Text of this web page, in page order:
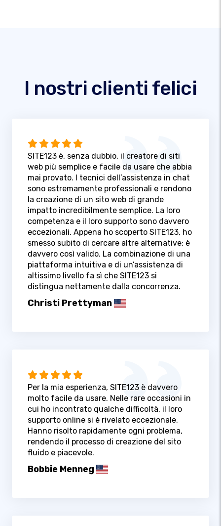
I nostri clienti felici
SITE123 è, senza dubbio, il creatore di siti
web più semplice e facile da usare che abbia
mai provato. I tecnici dell’assistenza in chat
sono estremamente professionali e rendono
la creazione di un sito web di grande
impatto incredibilmente semplice. La loro
competenza e il loro supporto sono davvero
eccezionali. Appena ho scoperto SITE123, ho
smesso subito di cercare altre alternative: è
davvero così valido. La combinazione di una
piattaforma intuitiva e di un’assistenza di
altissimo livello fa sì che SITE123 si
distingua nettamente dalla concorrenza.
Christi Prettyman
Per la mia esperienza, SITE123 è davvero
molto facile da usare. Nelle rare occasioni in
cui ho incontrato qualche difficoltà, il loro
supporto online si è rivelato eccezionale.
Hanno risolto rapidamente ogni problema,
rendendo il processo di creazione del sito
fluido e piacevole.
Bobbie Menneg